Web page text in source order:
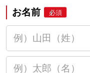
お名前 必須